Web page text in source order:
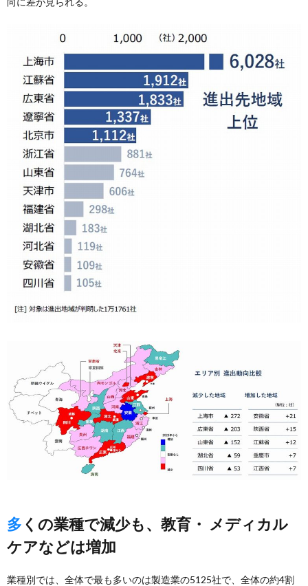
多くの業種で減少も、教育・ メディカル
ケアなどは増加
業種別では、全体で最も多いのは製造業の5125社で、全体の約4割